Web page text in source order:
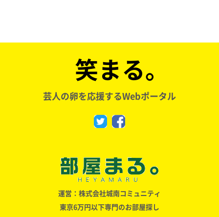
笑まる。
芸人の卵を応援するWebポータル
運営：株式会社城南コミュニティ
東京6万円以下専門のお部屋探し